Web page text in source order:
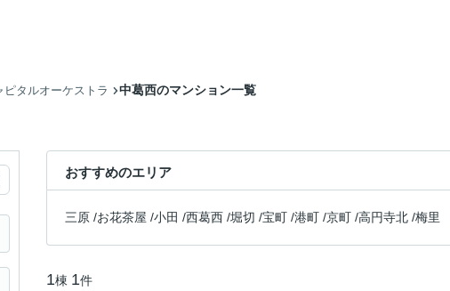
タルオーケストラ 中葛西のマンション一覧
おすすめのエリア
三原 /お花茶屋 /小田 /西葛西 /堀切 /宝町 /港町 /京町 /高円寺北 /梅里
1棟 1件